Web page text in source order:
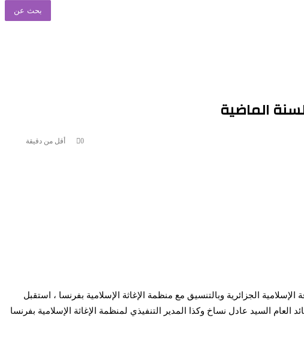
بحث عن
الماضية
0 أقل من دقيقة
الجزائرية وبالتنسيق مع منظمة الإغاثة الإسلامية بفرنسا ، استقبل
القائد العام السيد عادل نساخ وكذا المدير التنفيذي لمنظمة الإغاثة الإسلامية بفرنسا